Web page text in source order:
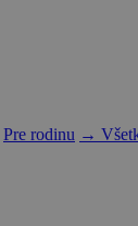
Pre rodinu →